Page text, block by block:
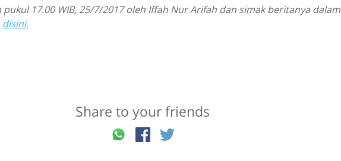
17.00 WIB, 25/7/2017 oleh Iffah Nur Arifah dan simak beritanya dalam
disini.
Share to your friends